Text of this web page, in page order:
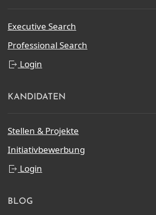
Executive Search
Professional Search
Login
KANDIDATEN
Stellen & Projekte
Initiativbewerbung
Login
BLOG